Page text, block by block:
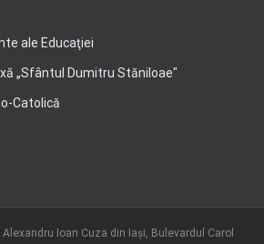
ale Educaţiei
„Sfântul Dumitru Stăniloae"
Catolică
Ioan Cuza din Iași, Bulevardul Carol